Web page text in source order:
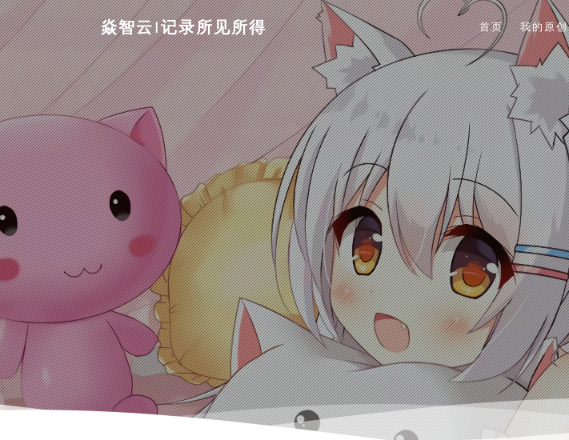
焱智云|记录所见所得 首页 我的原创